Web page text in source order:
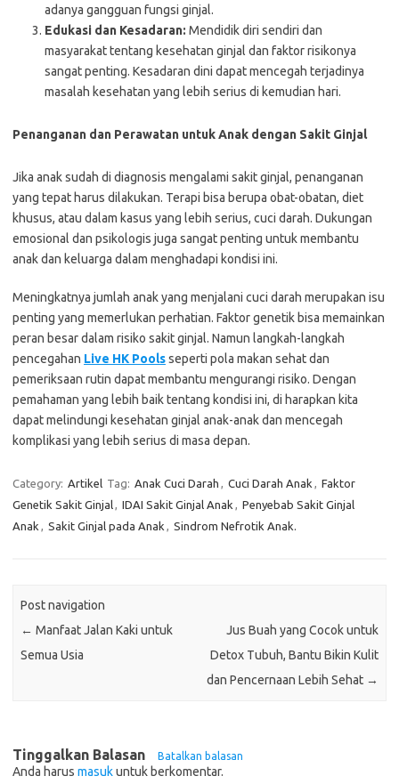
adanya gangguan fungsi ginjal.
Edukasi dan Kesadaran: Mendidik diri sendiri dan
masyarakat tentang kesehatan ginjal dan faktor risikonya
sangat penting. Kesadaran dini dapat mencegah terjadinya
masalah kesehatan yang lebih serius di kemudian hari.
Penanganan dan Perawatan untuk Anak dengan Sakit Ginjal
Jika anak sudah di diagnosis mengalami sakit ginjal, penanganan
yang tepat harus dilakukan. Terapi bisa berupa obat-obatan, diet
khusus, atau dalam kasus yang lebih serius, cuci darah. Dukungan
emosional dan psikologis juga sangat penting untuk membantu
anak dan keluarga dalam menghadapi kondisi ini.
Meningkatnya jumlah anak yang menjalani cuci darah merupakan isu
penting yang memerlukan perhatian. Faktor genetik bisa memainkan
peran besar dalam risiko sakit ginjal. Namun langkah-langkah
pencegahan Live HK Poolsseperti pola makan sehat dan
pemeriksaan rutin dapat membantu mengurangi risiko. Dengan
pemahaman yang lebih baik tentang kondisi ini, di harapkan kita
dapat melindungi kesehatan ginjal anak-anak dan mencegah
komplikasi yang lebih serius di masa depan.
Category: Artikel Tag: Anak Cuci Darah , Cuci Darah Anak , Faktor
Genetik Sakit Ginjal, IDAI Sakit Ginjal Anak , Penyebab Sakit Ginjal
Anak , Sakit Ginjal pada Anak , Sindrom Nefrotik Anak.
Post navigation
← Manfaat Jalan Kaki untuk
Semua Usia
Jus Buah yang Cocok untuk
Detox Tubuh, Bantu Bikin Kulit
dan Pencernaan Lebih Sehat →
Tinggalkan Balasan Batalkan balasan
Anda harus masukuntuk berkomentar.